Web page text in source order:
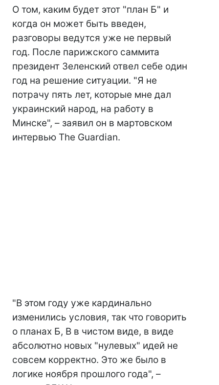
О том, каким будет этот "план Б" и
когда он может быть введен,
разговоры ведутся уже не первый
год. После парижского саммита
президент Зеленский отвел себе один
год на решение ситуации. "Я не
потрачу пять лет, которые мне дал
украинский народ, на работу в
Минске", – заявил он в мартовском
интервью The Guardian.
"В этом году уже кардинально
изменились условия, так что говорить
о планах Б, В в чистом виде, в виде
абсолютно новых "нулевых" идей не
совсем корректно. Это же было в
логике ноября прошлого года", –